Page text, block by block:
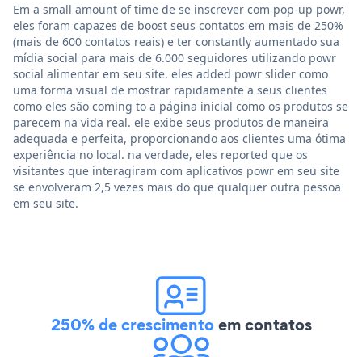
Em a small amount of time de se inscrever com pop-up powr,
eles foram capazes de boost seus contatos em mais de 250%
(mais de 600 contatos reais) e ter constantly aumentado sua
mídia social para mais de 6.000 seguidores utilizando powr
social alimentar em seu site. eles added powr slider como
uma forma visual de mostrar rapidamente a seus clientes
como eles são coming to a página inicial como os produtos se
parecem na vida real. ele exibe seus produtos de maneira
adequada e perfeita, proporcionando aos clientes uma ótima
experiência no local. na verdade, eles reported que os
visitantes que interagiram com aplicativos powr em seu site
se envolveram 2,5 vezes mais do que qualquer outra pessoa
em seu site.
250% de crescimentoem contatos